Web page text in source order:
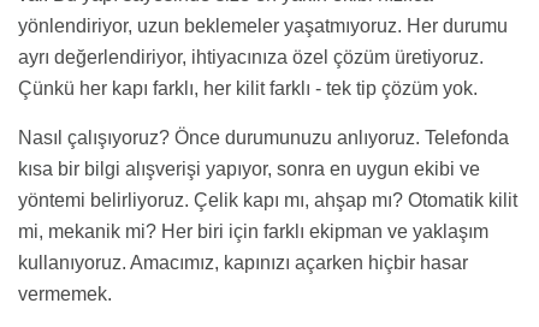
yönlendiriyor, uzun beklemeler yaşatmıyoruz. Her durumu
ayrı değerlendiriyor, ihtiyacınıza özel çözüm üretiyoruz.
Çünkü her kapı farklı, her kilit farklı - tek tip çözüm yok.
Nasıl çalışıyoruz? Önce durumunuzu anlıyoruz. Telefonda
kısa bir bilgi alışverişi yapıyor, sonra en uygun ekibi ve
yöntemi belirliyoruz. Çelik kapı mı, ahşap mı? Otomatik kilit
mi, mekanik mi? Her biri için farklı ekipman ve yaklaşım
kullanıyoruz. Amacımız, kapınızı açarken hiçbir hasar
vermemek.